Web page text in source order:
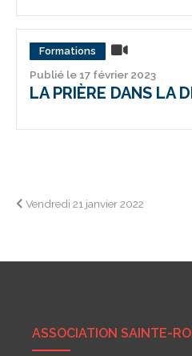
Formations
Publié le 17 février 2023
LA PRIÈRE DANS LA
Navigation
Vendredi 21 janvier 2022
ASSOCIATION SAINTE-